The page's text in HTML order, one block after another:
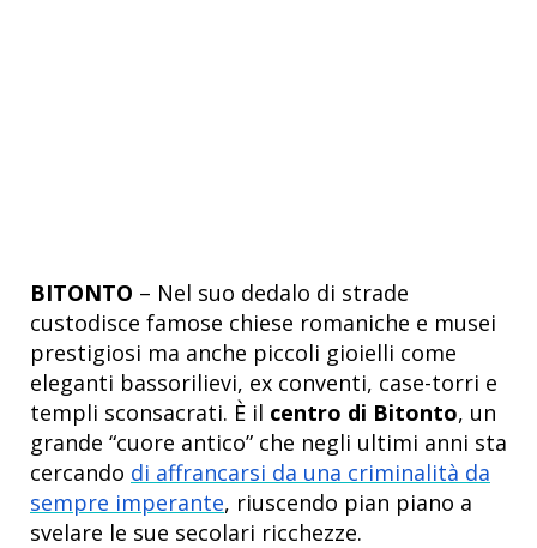
BITONTO – Nel suo dedalo di strade
custodisce famose chiese romaniche e musei
prestigiosi ma anche piccoli gioielli come
eleganti bassorilievi, ex conventi, case-torri e
templi sconsacrati. È il centro di Bitonto, un
grande “cuore antico” che negli ultimi anni sta
cercando di affrancarsi da una criminalità da
sempre imperante, riuscendo pian piano a
svelare le sue secolari ricchezze.